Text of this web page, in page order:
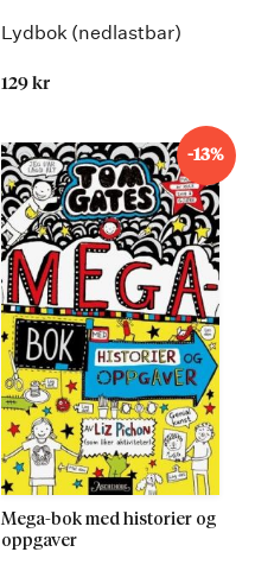
Lydbok (nedlastbar)
129 kr
-13%
Mega-bok med historier og
oppgaver